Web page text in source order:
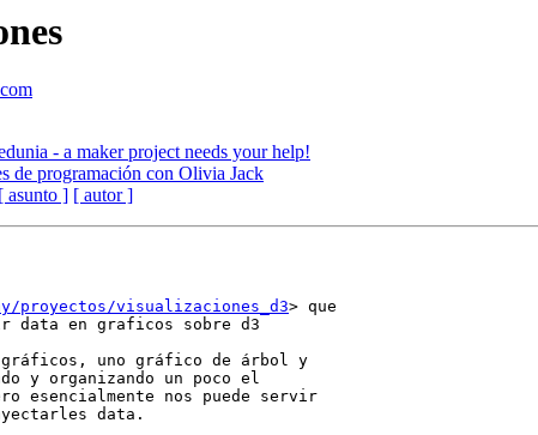
- a maker project needs your help!
de programación con Olivia Jack
[ asunto ] [ autor ]
proyectos/visualizaciones_d3> que
data en graficos sobre d3
gráficos, uno gráfico de árbol y
y organizando un poco el
esencialmente nos puede servir
data.